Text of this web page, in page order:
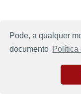
Pode, a qualquer
documento Política